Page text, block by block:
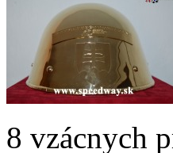
8 vzácnych